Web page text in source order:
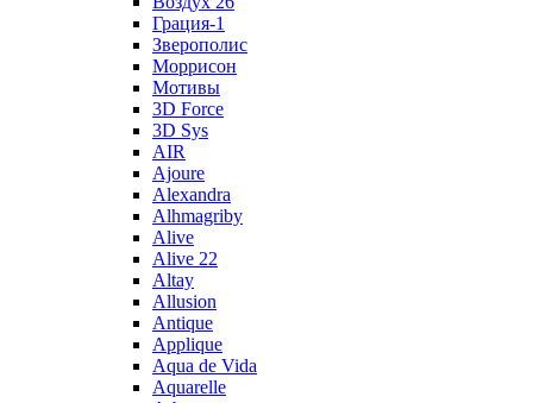
Грация-1
Зверополис
Моррисон
Мотивы
3D Force
3D Sys
AIR
Ajoure
Alexandra
Alhmagriby
Alive
Alive 22
Altay
Allusion
Antique
Applique
Aqua de Vida
Aquarelle